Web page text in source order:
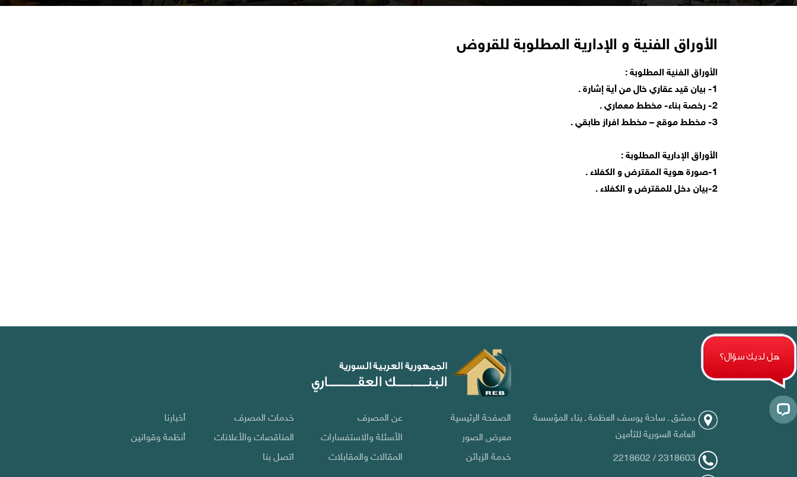
الأوراق الفنية و الإدارية المطلوبة للقروض
الأوراق الفنية المطلوبة :
1- بيان قيد عقاري خال من أية إشارة .
2- رخصة بناء- مخطط معماري .
3- مخطط موقع – مخطط افراز طابقي .
الأوراق الإدارية المطلوبة :
1-صورة هوية المقترض و الكفلاء .
2-بيان دخل للمقترض و الكفلاء .
دمشق ـ ساحة يوسف العظمة ـ بناء المؤسسة
العامة السورية للتأمين
2218602 / 2318603
الصفحة الرئيسية عن المصرف خدمات المصرف
أخبارنا
معرض الصور
الأسئلة والاستفسارات المناقصات والأعلانات
أنظمة وقوانين
خدمة الزبائن
المقالات والمقابلات اتصل بنا